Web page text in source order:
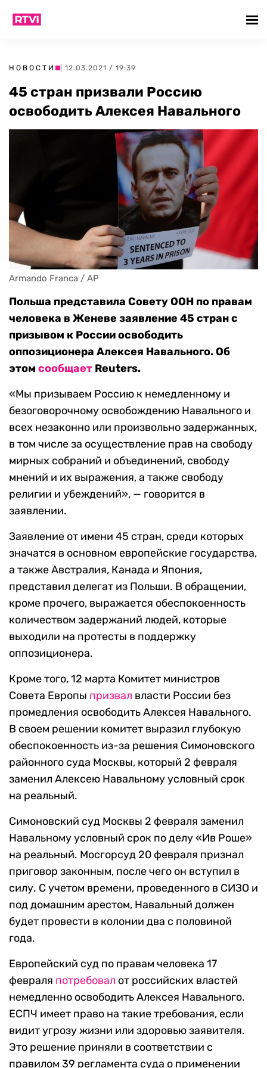
НОВОСТИ | 12.03.2021 / 19:39
45 стран призвали Россию
освободить Алексея Навального
Armando Franca / AP
Польша представила Совету ООН по правам
человека в Женеве заявление 45 стран с
призывом к России освободить
оппозиционера Алексея Навального. Об
этом сообщает Reuters.
«Мы призываем Россию к немедленному и
безоговорочному освобождению Навального и
всех незаконно или произвольно задержанных,
в том числе за осуществление прав на свободу
мирных собраний и объединений, свободу
мнений и их выражения, а также свободу
религии и убеждений», — говорится в
заявлении.
Заявление от имени 45 стран, среди которых
значатся в основном европейские государства,
а также Австралия, Канада и Япония,
представил делегат из Польши. В обращении,
кроме прочего, выражается обеспокоенность
количеством задержаний людей, которые
выходили на протесты в поддержку
оппозиционера.
Кроме того, 12 марта Комитет министров
Совета Европы призвал власти России без
промедления освободить Алексея Навального.
В своем решении комитет выразил глубокую
обеспокоенность из-за решения Симоновского
районного суда Москвы, который 2 февраля
заменил Алексею Навальному условный срок
на реальный.
Симоновский суд Москвы 2 февраля заменил
Навальному условный срок по делу «Ив Роше»
на реальный. Мосгорсуд 20 февраля признал
приговор законным, после чего он вступил в
силу. С учетом времени, проведенного в СИЗО и
под домашним арестом, Навальный должен
будет провести в колонии два с половиной
года.
Европейский суд по правам человека 17
февраля потребовал от российских властей
немедленно освободить Алексея Навального.
ЕСПЧ имеет право на такие требования, если
видит угрозу жизни или здоровью заявителя.
Это решение приняли в соответствии с
правилом 39 регламента суда о применении